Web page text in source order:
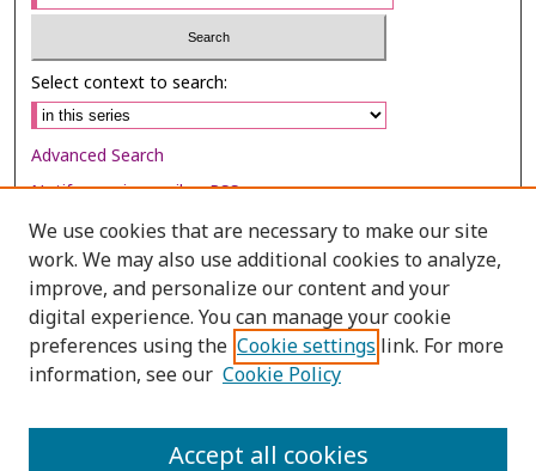
Select context to search:
Advanced Search
Notify me via email orRSS
Browse
Collections
Disciplines
Authors
We use cookies that are necessary to make our site
work. We may also use additional cookies to analyze,
improve, and personalize our content and your
digital experience. You can manage your cookie
preferences using the Cookie settings link. For more
information, see our Cookie Policy
Accept all cookies